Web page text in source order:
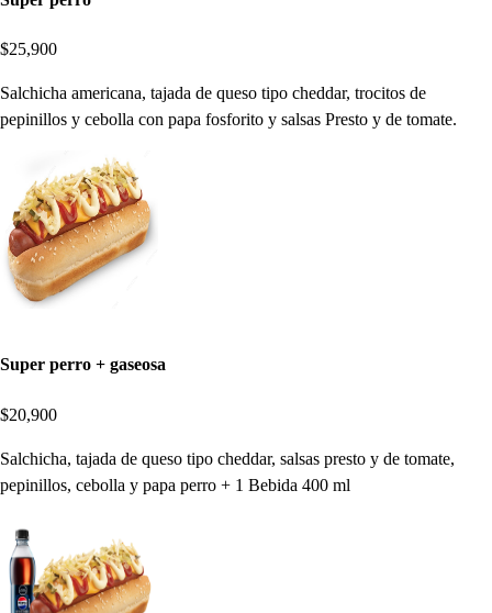
$25,900
Salchicha americana, tajada de queso tipo cheddar, trocitos de
pepinillos y cebolla con papa fosforito y salsas Presto y de tomate.
Super perro + gaseosa
$20,900
Salchicha, tajada de queso tipo cheddar, salsas presto y de tomate,
pepinillos, cebolla y papa perro + 1 Bebida 400 ml